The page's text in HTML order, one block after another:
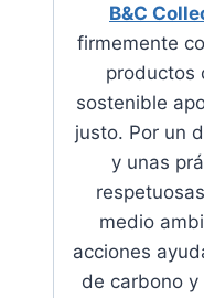
B&C
firmemente
productos
sostenible
justo. Por un
y unas
medio
acciones
de carbono